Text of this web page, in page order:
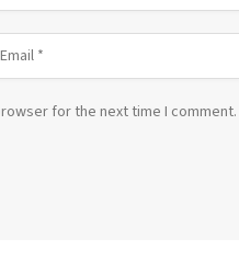
for the next time I comment.